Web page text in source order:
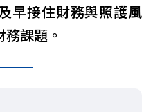
早接住財務與照護風
課題。